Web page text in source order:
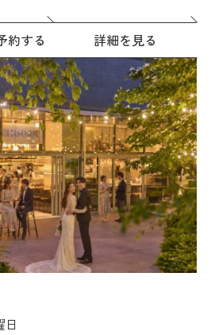
約する 詳細を見る
日